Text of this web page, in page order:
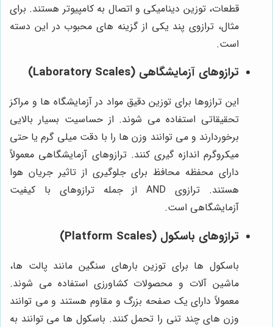
قطعات، توزین دینامیکی و اتصال به کامپیوتر هستند. برای
مثال، ترازوی پند یکی از گزینه های محبوب در این دسته
است.
ترازوهای آزمایشگاهی (Laboratory Scales)
این ترازوها برای توزین دقیق مواد در آزمایشگاه ها و مراکز
تحقیقاتی استفاده می شوند. از حساسیت بسیار بالایی
برخوردارند و می توانند وزن ها را با دقت میلی گرم یا حتی
میکروگرم اندازه گیری کنند. ترازوهای آزمایشگاهی معمولاً
دارای محفظه محافظ برای جلوگیری از تاثیر جریان هوا
هستند. ترازوی AND از جمله ترازوهای با کیفیت
آزمایشگاهی است.
ترازوهای باسکول (Platform Scales)
باسکول ها برای توزین بارهای سنگین مانند پالت ها،
ماشین آلات و محصولات کشاورزی استفاده می شوند.
معمولاً دارای یک صفحه بزرگ و مقاوم هستند و می توانند
وزن های چند تنی را تحمل کنند. باسکول ها می توانند به